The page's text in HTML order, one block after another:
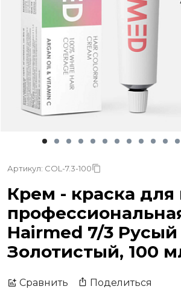
Артикул: COL-7.3-100
Крем - краска для
Hairmed 7/3 Русый
Золотистый, 100
Сравнить Поделиться